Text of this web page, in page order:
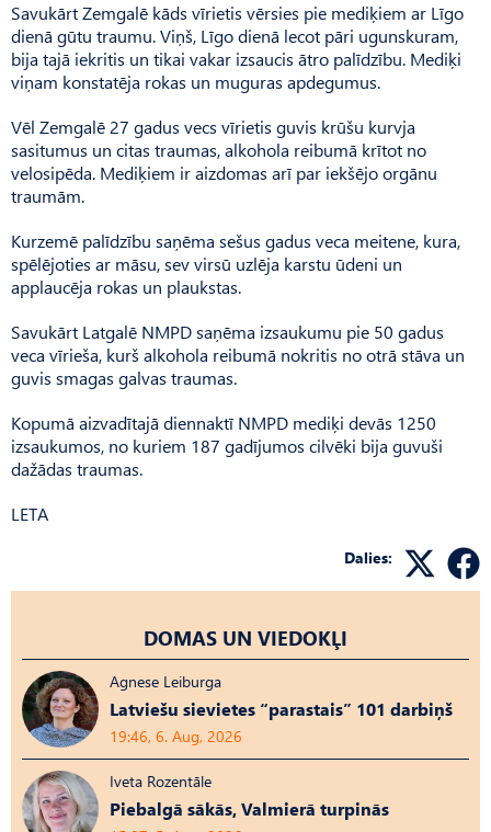
Savukārt Zemgalē kāds vīrietis vērsies pie mediķiem ar Līgo
dienā gūtu traumu. Viņš, Līgo dienā lecot pāri ugunskuram,
bija tajā iekritis un tikai vakar izsaucis ātro palīdzību. Mediķi
viņam konstatēja rokas un muguras apdegumus.
Vēl Zemgalē 27 gadus vecs vīrietis guvis krūšu kurvja
sasitumus un citas traumas, alkohola reibumā krītot no
velosipēda. Mediķiem ir aizdomas arī par iekšējo orgānu
traumām.
Kurzemē palīdzību saņēma sešus gadus veca meitene, kura,
spēlējoties ar māsu, sev virsū uzlēja karstu ūdeni un
applaucēja rokas un plaukstas.
Savukārt Latgalē NMPD saņēma izsaukumu pie 50 gadus
veca vīrieša, kurš alkohola reibumā nokritis no otrā stāva un
guvis smagas galvas traumas.
Kopumā aizvadītajā diennaktī NMPD mediķi devās 1250
izsaukumos, no kuriem 187 gadījumos cilvēki bija guvuši
dažādas traumas.
LETA
Dalies:
DOMAS UN VIEDOKĻI
Agnese Leiburga
Latviešu sievietes “parastais” 101 darbiņš
19:46, 6. Aug, 2026
Iveta Rozentāle
Piebalgā sākās, Valmierā turpinās